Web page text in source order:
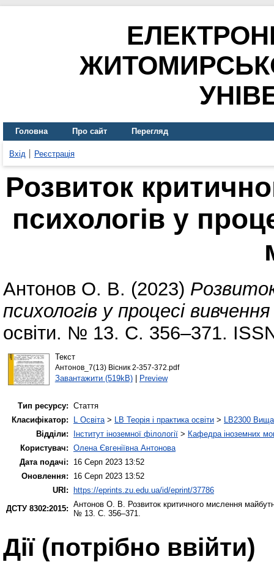
Головна Про сайт Перегляд
Вхід Реєстрація
Розвиток
психологів у
Антонов О. В. (2023)
психологів у процесі
освіти. № 13. С. 356–371.
Текст
Антонов_7(13) Вісник 2-357-372.pdf
Завантажити (519kB)| Preview
Тип ресурсу: Стаття
Класифікатор:
L Освіта> LB Теорія і практика освіти > LB2300 Вища
Відділи:
Інститут іноземної філології > Кафедра іноземних
Користувач: Олена Євгеніївна Антонова
Дата подачі:
16 Серп 2023 13:52
Оновлення:
16 Серп 2023 13:52
URI:
https://eprints.zu.edu.ua/id/eprint/37786
ДСТУ 8302:2015: Антонов О. В. Розвиток критичного мислення
№ 13. С. 356–371.
Дії ​​(потрібно ввійти)